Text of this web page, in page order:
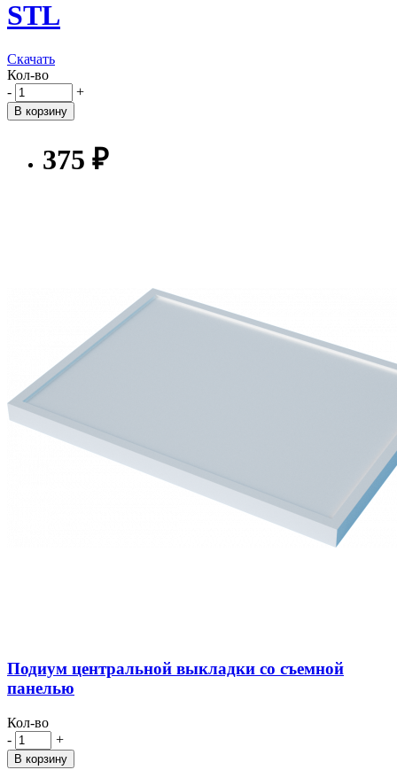
STL
Скачать
Кол-во
-
+
В корзину
375 ₽
Подиум центральной выкладки со съемной
панелью
Кол-во
-
+
В корзину